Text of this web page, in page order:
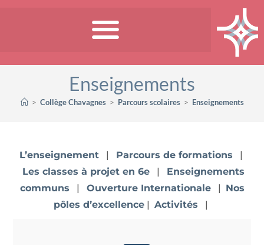
Enseignements
> Collège Chavagnes > Parcours scolaires > Enseignements
L’enseignement| Parcours de formations |
Les classes à projet en 6e| Enseignements
communs | Ouverture Internationale| Nos
pôles d’excellence | Activités |